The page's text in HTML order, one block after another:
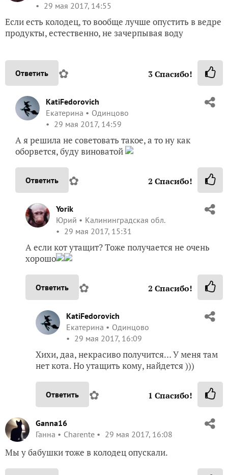
29 мая 2017, 14:55
Если есть колодец, то вообще лучше опустить в ведре
продукты, естественно, не зачерпывая воду
Ответить ✿ 3Спасибо!
KatiFedorovich
Екатерина
Одинцово
29 мая 2017, 14:59
А я решила не советовать такое, а то ну как
оборвется, буду виноватой
Ответить ✿ 2 Спасибо!
Yorik
Юрий
Калининградская обл.
29 мая 2017, 15:31
А если кот утащит? Тоже получается не очень
хорошо
Ответить ✿ 2 Спасибо!
KatiFedorovich
Екатерина
Одинцово
29 мая 2017, 16:09
Хихи, даа, некрасиво получится… У меня там
нет кота. Но утащить кому, найдется )))
Ответить ✿ 1 Спасибо!
Ganna16
Ганна
Charente 29 мая 2017, 16:08
Мы у бабушки тоже в колодец опускали.